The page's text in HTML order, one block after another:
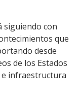
siguiendo con
que
desde
de los Estados
infraestructura